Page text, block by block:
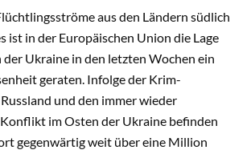
aus den Ländern südlich
ist in der Europäischen Union die Lage
der Ukraine in den letzten Wochen ein
geraten. Infolge der Krim-
und den immer wieder
im Osten der Ukraine befinden
gegenwärtig weit über eine Million